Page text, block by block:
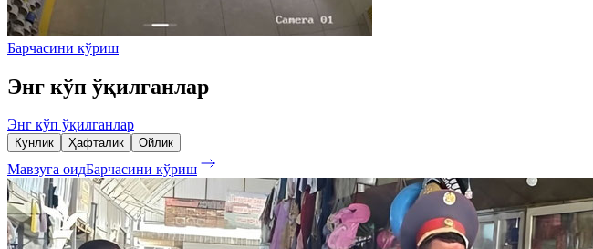
Барчасини кўриш
Энг кўп ўқилганлар
Энг кўп ўқилганлар
Кунлик Ҳафталик Ойлик
Мавзуга оидБарчасини кўриш